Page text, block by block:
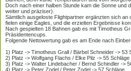
Doch nach einer halben Stunde kam die Sonne und
weiter und präziser).
Sämtlich ausgeloste Flightpartner ergänzten sich
fielen einige Eagles, und die erzielten Ergebnisse
Nach gespielten 18 Bahnen gab es mit Timotheus
Präsidentencups.
Folgende Nettowertung gab es am Ende nach
1) Platz -> Timotheus Grall / Bärbel Schneider -> 53
2) Platz -> Wolfgang Flachs / Elke Pilz -> 55 Schläge
3) Platz -> Walter Lindebacher / Bernd Schindler ->
4) Platz -> Peter Zodel / Peter Zodel -> 57 Schläge